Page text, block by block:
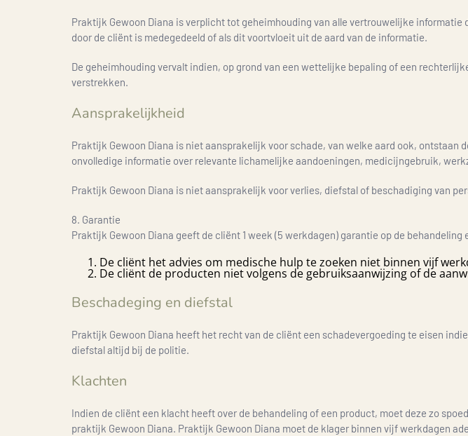
Praktijk Gewoon Diana is verplicht tot geheimhouding van alle vertrouwelijke
door de cliënt is medegedeeld of als dit voortvloeit uit de aard van de informatie.
De geheimhouding vervalt indien, op grond van een wettelijke bepaling of een
verstrekken.
Aansprakelijkheid
Praktijk Gewoon Diana is niet aansprakelijk voor schade, van welke aard ook,
onvolledige informatie over relevante lichamelijke aandoeningen, medicijngebruik,
Praktijk Gewoon Diana is niet aansprakelijk voor verlies, diefstal of beschadiging van
8. Garantie
Praktijk Gewoon Diana geeft de cliënt 1 week (5 werkdagen) garantie op de
De cliënt het advies om medische hulp te zoeken niet binnen vijf
De cliënt de producten niet volgens de gebruiksaanwijzing of de
Beschadeging en diefstal
Praktijk Gewoon Diana heeft het recht van de cliënt een schadevergoeding te eisen
diefstal altijd bij de politie.
Klachten
Indien de cliënt een klacht heeft over de behandeling of een product, moet deze zo
praktijk Gewoon Diana. Praktijk Gewoon Diana moet de klager binnen vijf werkdagen